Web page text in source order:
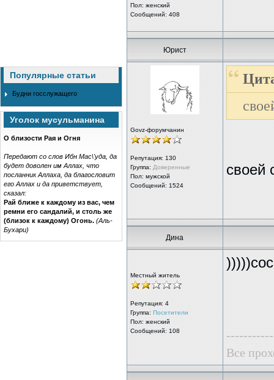
Популярные статьи
Будни госслужащего
Уголок мусульманина
О близости Рая и Огня
Передают со слов Ибн Мас\'уда, да
будет доволен им Аллах, что
посланник Аллаха, да благословит
его Аллах и да приветствует,
сказал:
Рай ближе к каждому из вас, чем
ремни его сандалий, и столь же
(близок к каждому) Огонь. (Аль-
Бухари)
Пол: женский
Сообщений: 408
Юрист
Govz-форумчанин
Репутация: 130
Группа: Доверенные
Пол: мужской
Сообщений: 1524
своей
Дина
Местный житель
Репутация: 4
Группа: Посетители
Пол: женский
Сообщений: 108
Все